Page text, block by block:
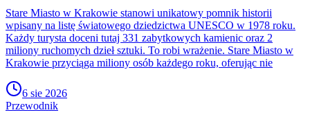
Stare Miasto w Krakowie stanowi unikatowy pomnik historii
wpisany na listę światowego dziedzictwa UNESCO w 1978 roku.
Każdy turysta doceni tutaj 331 zabytkowych kamienic oraz 2
miliony ruchomych dzieł sztuki. To robi wrażenie. Stare Miasto w
Krakowie przyciąga miliony osób każdego roku, oferując nie
6 sie 2026
Przewodnik